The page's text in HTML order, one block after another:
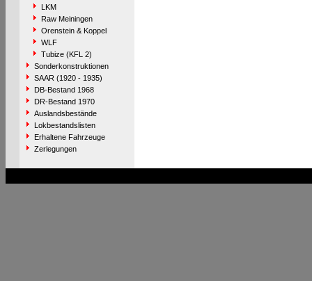
LKM
Raw Meiningen
Orenstein & Koppel
WLF
Tubize (KFL 2)
Sonderkonstruktionen
SAAR (1920 - 1935)
DB-Bestand 1968
DR-Bestand 1970
Auslandsbestände
Lokbestandslisten
Erhaltene Fahrzeuge
Zerlegungen